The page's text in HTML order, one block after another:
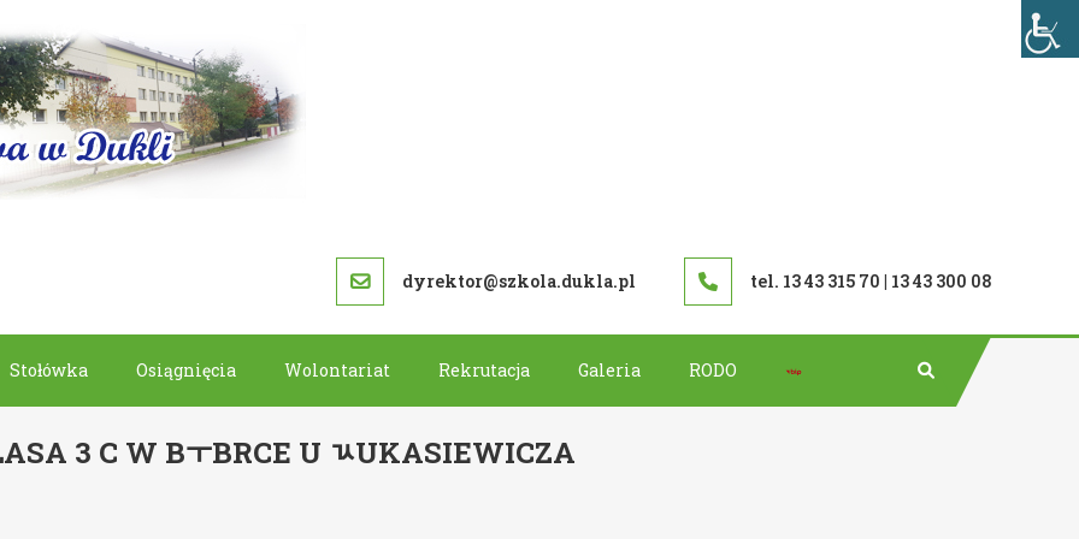
dyrektor@szkola.dukla.pl tel. 13 43 315 70 | 13 43 300 08
Stołówka Osiągnięcia Wolontariat Rekrutacja Galeria RODO Bip
3 C W BￓBRCE U ﾣUKASIEWICZA